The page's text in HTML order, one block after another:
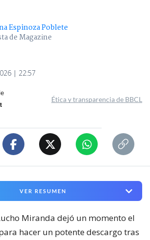
Espinoza Poblete
de Magazine
| 22:57
Ética y transparencia de BBCL
VER RESUMEN
Miranda dejó un momento el
hacer un potente descargo tras